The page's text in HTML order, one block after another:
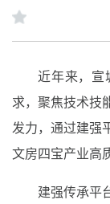
近年来，宣
求，聚焦技术技
发力，通过建强
文房四宝产业高
建强传承平